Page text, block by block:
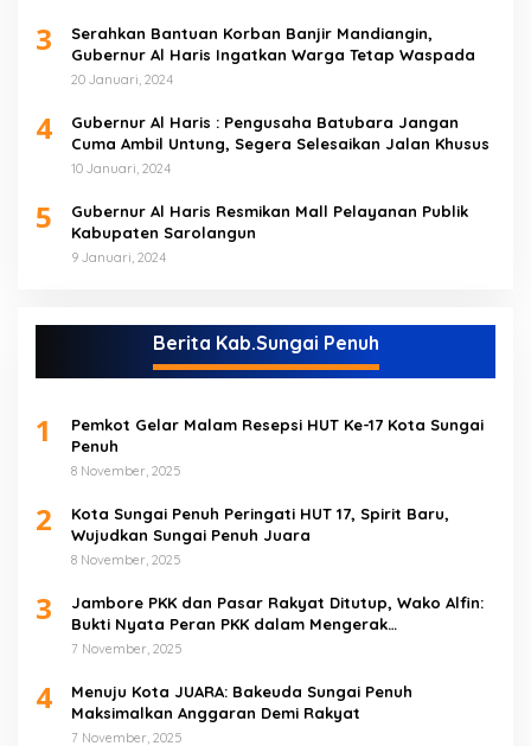
3
Serahkan Bantuan Korban Banjir Mandiangin,
Gubernur Al Haris Ingatkan Warga Tetap Waspada
20 Januari, 2024
4
Gubernur Al Haris : Pengusaha Batubara Jangan
Cuma Ambil Untung, Segera Selesaikan Jalan Khusus
10 Januari, 2024
5
Gubernur Al Haris Resmikan Mall Pelayanan Publik
Kabupaten Sarolangun
9 Januari, 2024
Berita Kab.Sungai Penuh
1
Pemkot Gelar Malam Resepsi HUT Ke-17 Kota Sungai
Penuh
8 November, 2025
2
Kota Sungai Penuh Peringati HUT 17, Spirit Baru,
Wujudkan Sungai Penuh Juara
8 November, 2025
3
Jambore PKK dan Pasar Rakyat Ditutup, Wako Alfin:
Bukti Nyata Peran PKK dalam Mengerak
Perekonomian Masyarakat
7 November, 2025
4
Menuju Kota JUARA: Bakeuda Sungai Penuh
Maksimalkan Anggaran Demi Rakyat
7 November, 2025